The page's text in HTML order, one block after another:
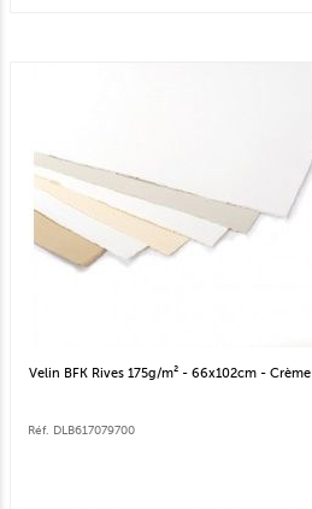
Velin BFK Rives 175g/m² - 66x102cm - Crème
Réf. DLB617079700